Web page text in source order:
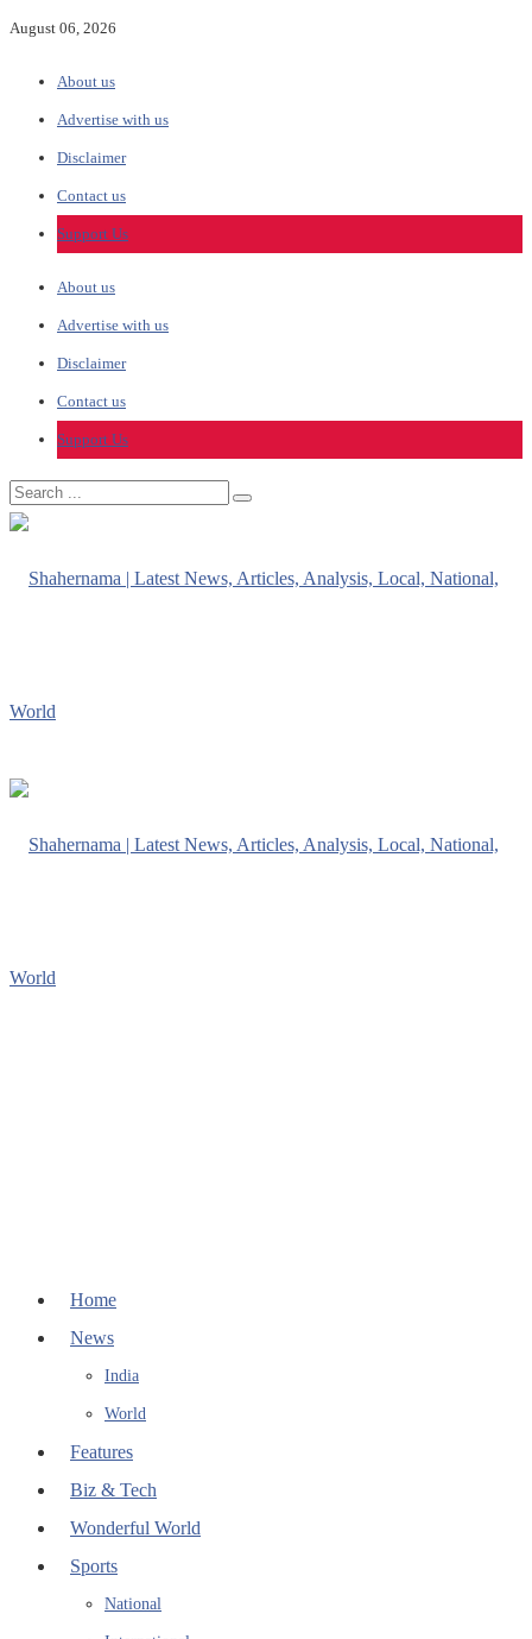
August 06, 2026
About us
Advertise with us
Disclaimer
Contact us
Support Us
About us
Advertise with us
Disclaimer
Contact us
Support Us
Home
News
India
World
Features
Biz & Tech
Wonderful World
Sports
National